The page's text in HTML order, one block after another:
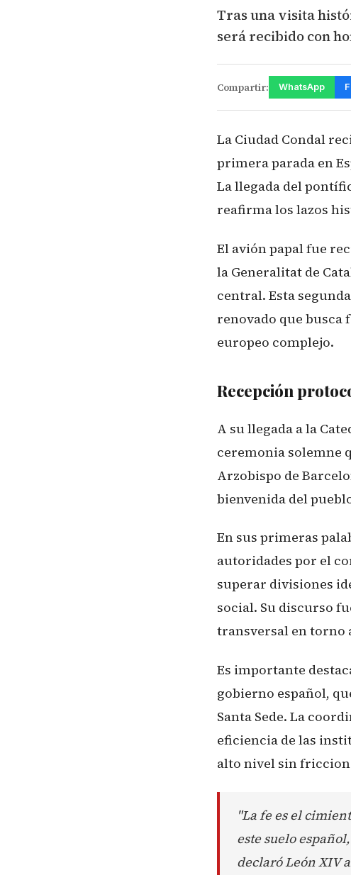
Tras una visita
será recibido con
Compartir: WhatsApp
La Ciudad Condal
primera parada en
La llegada del
reafirma los lazos
El avión papal fue
la Generalitat de
central. Esta
renovado que
europeo complejo.
Recepción
A su llegada a la
ceremonia solemne
Arzobispo de
bienvenida del
En sus primeras
autoridades por el
superar divisiones
social. Su discurso
transversal en torno
Es importante
gobierno español,
Santa Sede. La
eficiencia de las
alto nivel sin
"La fe es el
este suelo
declaró León XIV